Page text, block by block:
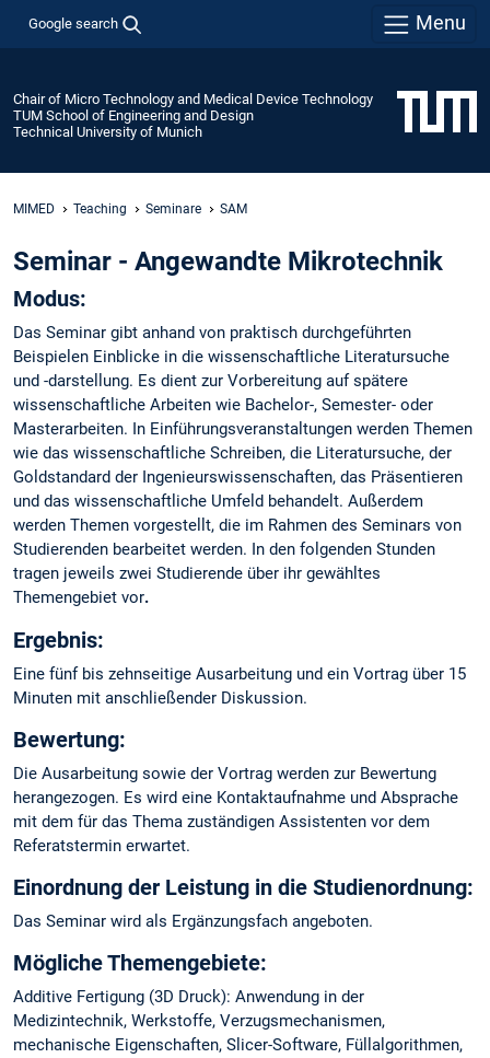
Google search Menu
Chair of Micro Technology and Medical Device Technology
TUM School of Engineering and Design
Technical University of Munich
MIMED Teaching Seminare SAM
Seminar - Angewandte Mikrotechnik
Modus:
Das Seminar gibt anhand von praktisch durchgeführten
Beispielen Einblicke in die wissenschaftliche Literatursuche
und -darstellung. Es dient zur Vorbereitung auf spätere
wissenschaftliche Arbeiten wie Bachelor-, Semester- oder
Masterarbeiten. In Einführungsveranstaltungen werden Themen
wie das wissenschaftliche Schreiben, die Literatursuche, der
Goldstandard der Ingenieurswissenschaften, das Präsentieren
und das wissenschaftliche Umfeld behandelt. Außerdem
werden Themen vorgestellt, die im Rahmen des Seminars von
Studierenden bearbeitet werden. In den folgenden Stunden
tragen jeweils zwei Studierende über ihr gewähltes
Themengebiet vor.
Ergebnis:
Eine fünf bis zehnseitige Ausarbeitung und ein Vortrag über 15
Minuten mit anschließender Diskussion.
Bewertung:
Die Ausarbeitung sowie der Vortrag werden zur Bewertung
herangezogen. Es wird eine Kontaktaufnahme und Absprache
mit dem für das Thema zuständigen Assistenten vor dem
Referatstermin erwartet.
Einordnung der Leistung in die Studienordnung:
Das Seminar wird als Ergänzungsfach angeboten.
Mögliche Themengebiete:
Additive Fertigung (3D Druck): Anwendung in der
Medizintechnik, Werkstoffe, Verzugsmechanismen,
mechanische Eigenschaften, Slicer-Software, Füllalgorithmen,